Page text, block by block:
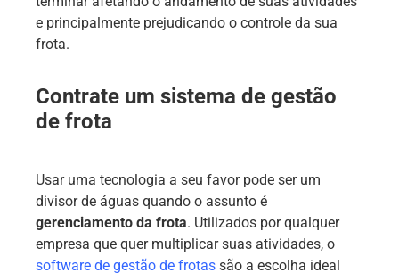
e principalmente prejudicando o controle da sua
frota.
Contrate um sistema de gestão
de frota
Usar uma tecnologia a seu favor pode ser um
divisor de águas quando o assunto é
gerenciamento da frota. Utilizados por qualquer
empresa que quer multiplicar suas atividades, o
software de gestão de frotas são a escolha ideal